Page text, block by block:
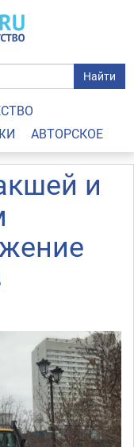
Найти
АВТОРСКОЕ
и